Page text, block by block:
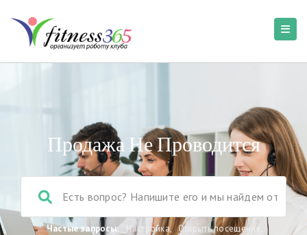
Продажа Не Проводится
Частые запросы: Настройка, Открыть посещение